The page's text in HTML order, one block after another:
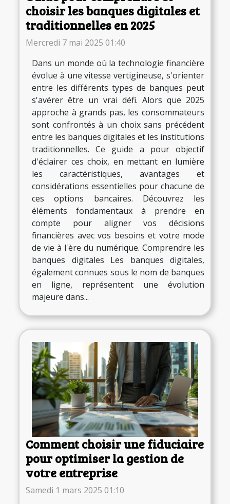
choisir les banques digitales et
traditionnelles en 2025
Mercredi 7 mai 2025 01:40
Dans un monde où la technologie financière
évolue à une vitesse vertigineuse, s'orienter
entre les différents types de banques peut
s'avérer être un vrai défi. Alors que 2025
approche à grands pas, les consommateurs
sont confrontés à un choix sans précédent
entre les banques digitales et les institutions
traditionnelles. Ce guide a pour objectif
d'éclairer ces choix, en mettant en lumière
les caractéristiques, avantages et
considérations essentielles pour chacune de
ces options bancaires. Découvrez les
éléments fondamentaux à prendre en
compte pour aligner vos décisions
financières avec vos besoins et votre mode
de vie à l'ère du numérique. Comprendre les
banques digitales Les banques digitales,
également connues sous le nom de banques
en ligne, représentent une évolution
majeure dans...
Comment choisir une fiduciaire
pour optimiser la gestion de
votre entreprise
Samedi 1 mars 2025 01:10